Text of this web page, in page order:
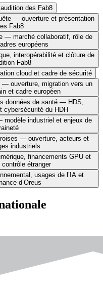
des Fab8
— ouverture et présentation
Fab8
— marché collaboratif, rôle de
européens
interopérabilité et clôture de
Fab8
cloud et cadre de sécurité
— ouverture, migration vers un
et cadre européen
données de santé — HDS,
cybersécurité du HDH
modèle industriel et enjeux de
— ouverture, acteurs et
industriels
financements GPU et
étranger
usages de l’IA et
d’Oreus